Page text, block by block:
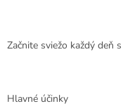
Začnite sviežo každý deň
Hlavné účinky